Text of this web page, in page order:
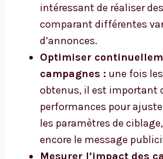
intéressant de réaliser
comparant différentes
d’annonces.
Optimiser
campagnes : une fois
obtenus, il est important
performances pour
les paramètres de
encore le message
Mesurer l’impact des